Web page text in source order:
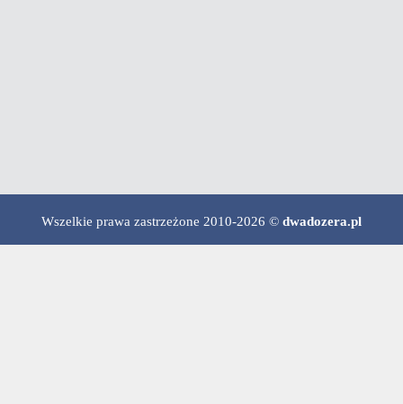
Wszelkie prawa zastrzeżone 2010-2026 © dwadozera.pl